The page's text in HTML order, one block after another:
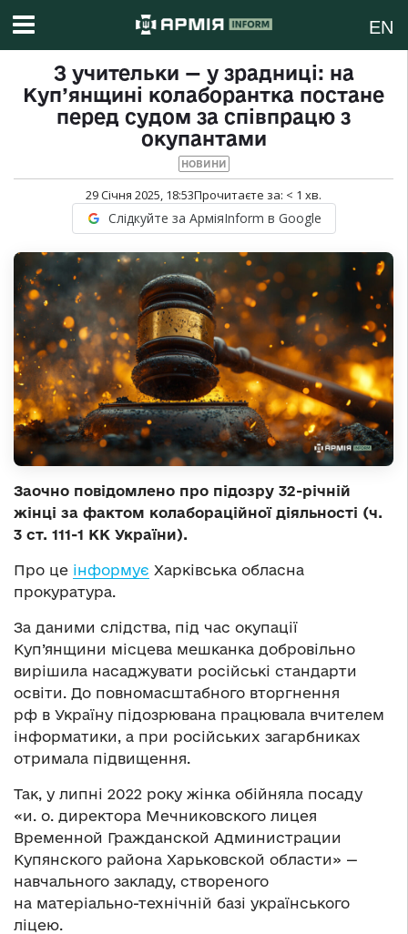
EN
З учительки — у зрадниці: на
Куп’янщині колаборантка постане
перед судом за співпрацю з
окупантами
НОВИНИ
29 Січня 2025, 18:53Прочитаєте за: < 1 хв.
Слідкуйте за АрміяInform в Google
Заочно повідомлено про підозру 32-річній
жінці за фактом колабораційної діяльності (ч.
3 ст. 111-1 КК України).
Про це інформує Харківська обласна
прокуратура.
За даними слідства, під час окупації
Куп’янщини місцева мешканка добровільно
вирішила насаджувати російські стандарти
освіти. До повномасштабного вторгнення
рф в Україну підозрювана працювала вчителем
інформатики, а при російських загарбниках
отримала підвищення.
Так, у липні 2022 року жінка обійняла посаду
«и. о. директора Мечниковского лицея
Временной Гражданской Администрации
Купянского района Харьковской области» —
навчального закладу, створеного
на матеріально-технічній базі українського
ліцею.